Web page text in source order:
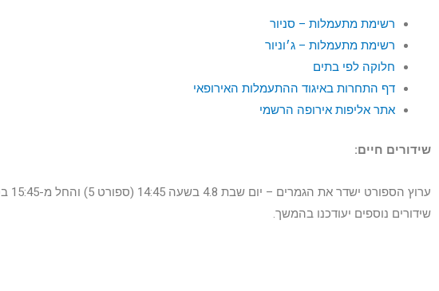
רשימת מתעמלות – סניור
רשימת מתעמלות – ג׳וניור
חלוקה לפי בתים
דף התחרות באיגוד ההתעמלות האירופאי
אתר אליפות אירופה הרשמי
שידורים חיים:
ערוץ הספורט ישדר את הגמרים – יום שבת 4.8 בשעה 14:45 (ספורט 5) והחל מ-15:45 בספורט 5 HD.
שידורים נוספים יעודכנו בהמשך.